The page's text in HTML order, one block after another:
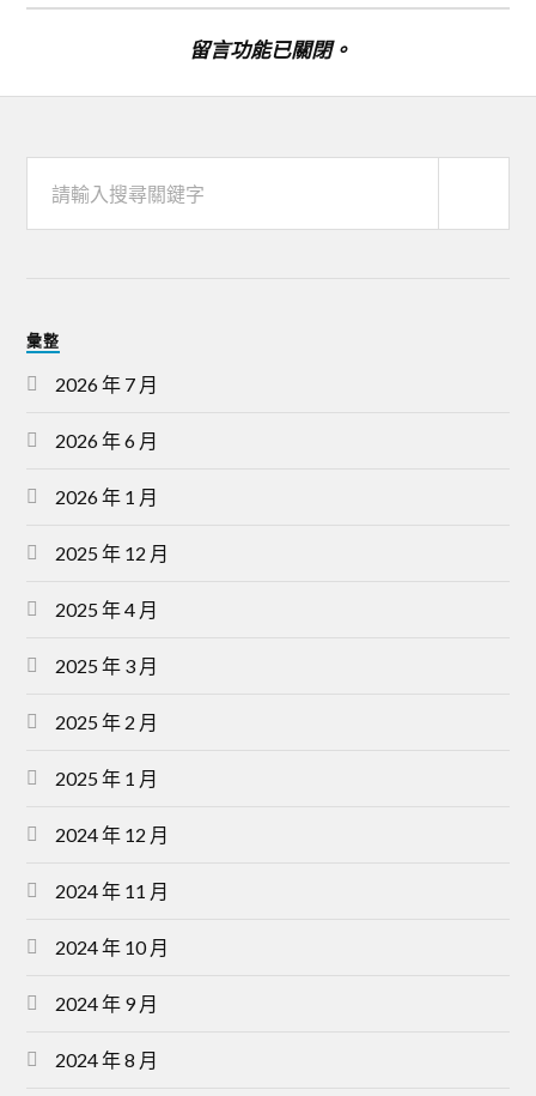
留言功能已關閉。
彙整
2026 年 7 月
2026 年 6 月
2026 年 1 月
2025 年 12 月
2025 年 4 月
2025 年 3 月
2025 年 2 月
2025 年 1 月
2024 年 12 月
2024 年 11 月
2024 年 10 月
2024 年 9 月
2024 年 8 月